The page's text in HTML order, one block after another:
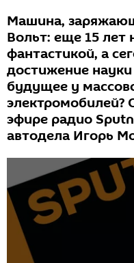
Машина,
Вольт: еще 15 лет
фантастикой, а
достижение
будущее у
электромобилей?
эфире радио
автодела Игорь